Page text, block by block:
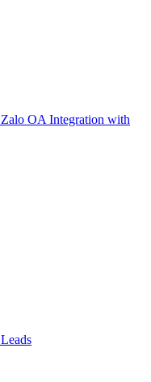
Zalo OA Integration with
Leads